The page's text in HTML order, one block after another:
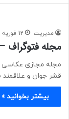
مدیریت 12 فوریه 2013
مجله فتوگراف
مجله مجازی عکاسی
قشر جوان و
بیشتر بخوانید »